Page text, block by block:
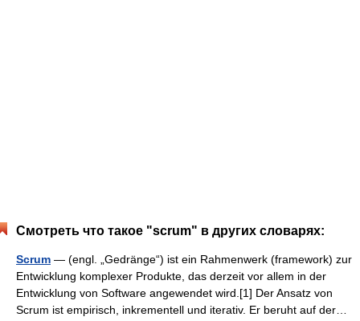
Смотреть что такое "scrum" в других словарях:
Scrum — (engl. „Gedränge“) ist ein Rahmenwerk (framework) zur
Entwicklung komplexer Produkte, das derzeit vor allem in der
Entwicklung von Software angewendet wird.[1] Der Ansatz von
Scrum ist empirisch, inkrementell und iterativ. Er beruht auf der…